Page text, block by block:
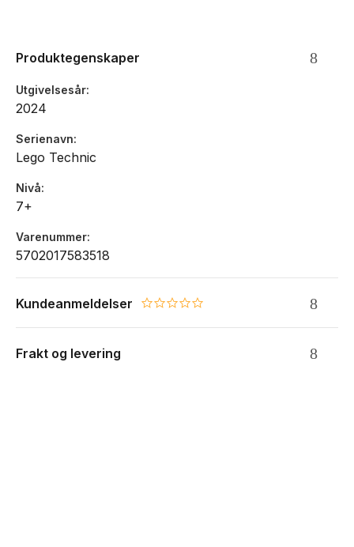
bursdag eller andre anledninger, til barn som elsker kjøretøy
Bilen er 8 cm høy, 18 cm lang og 10 cm bred.
Antall deler: 252
Alder: fra 7 år
Produktegenskaper
Utgivelsesår
2024
Serienavn
Lego Technic
Nivå
7+
Varenummer
5702017583518
Kundeanmeldelser 0.0 star rating
Frakt og levering